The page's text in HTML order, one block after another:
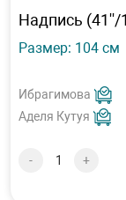
Надпись (41''/
Размер: 104 см
Ибрагимова
Аделя Кутуя
- +